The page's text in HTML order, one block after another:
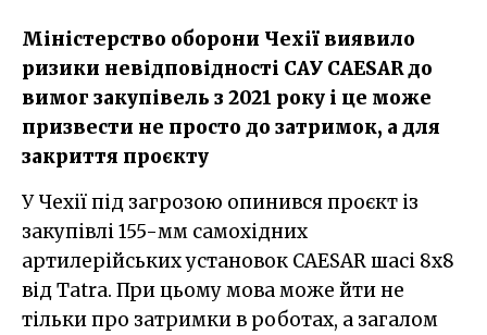
Міністерство оборони Чехії виявило
ризики невідповідності САУ CAESAR до
вимог закупівель з 2021 року і це може
призвести не просто до затримок, а для
закриття проєкту
У Чехії під загрозою опинився проєкт із
закупівлі 155-мм самохідних
артилерійських установок CAESAR шасі 8x8
від Tatra. При цьому мова може йти не
тільки про затримки в роботах, а загалом